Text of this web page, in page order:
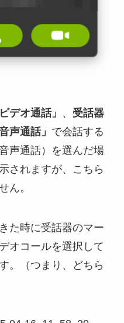
デオ通話」 、 受話器
声通話」 で会話する
声通話）を選んだ場
されますが、こちら
ん。
た時に受話器のマー
オコールを選択して
。（つまり、どちら